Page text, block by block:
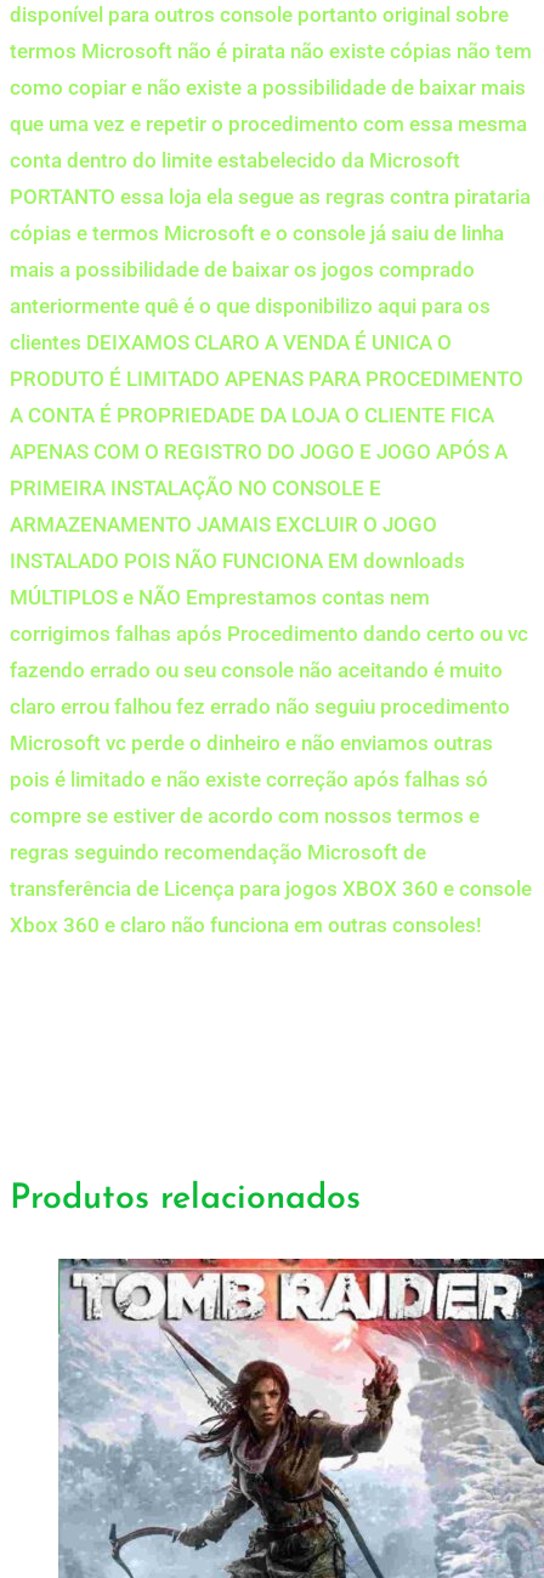
disponível para outros console portanto original sobre
termos Microsoft não é pirata não existe cópias não tem
como copiar e não existe a possibilidade de baixar mais
que uma vez e repetir o procedimento com essa mesma
conta dentro do limite estabelecido da Microsoft
PORTANTO essa loja ela segue as regras contra pirataria
cópias e termos Microsoft e o console já saiu de linha
mais a possibilidade de baixar os jogos comprado
anteriormente quê é o que disponibilizo aqui para os
clientes DEIXAMOS CLARO A VENDA É UNICA O
PRODUTO É LIMITADO APENAS PARA PROCEDIMENTO
A CONTA É PROPRIEDADE DA LOJA O CLIENTE FICA
APENAS COM O REGISTRO DO JOGO E JOGO APÓS A
PRIMEIRA INSTALAÇÃO NO CONSOLE E
ARMAZENAMENTO JAMAIS EXCLUIR O JOGO
INSTALADO POIS NÃO FUNCIONA EM downloads
MÚLTIPLOS e NÃO Emprestamos contas nem
corrigimos falhas após Procedimento dando certo ou vc
fazendo errado ou seu console não aceitando é muito
claro errou falhou fez errado não seguiu procedimento
Microsoft vc perde o dinheiro e não enviamos outras
pois é limitado e não existe correção após falhas só
compre se estiver de acordo com nossos termos e
regras seguindo recomendação Microsoft de
transferência de Licença para jogos XBOX 360 e console
Xbox 360 e claro não funciona em outras consoles!
Produtos relacionados